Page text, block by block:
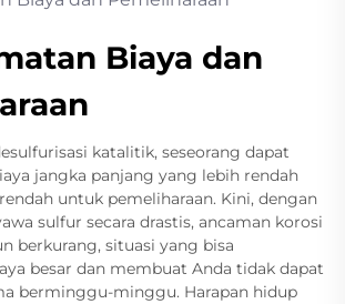
Biaya dan
katalitik, seseorang dapat
jangka panjang yang lebih rendah
untuk pemeliharaan. Kini, dengan
sulfur secara drastis, ancaman korosi
berkurang, situasi yang bisa
besar dan membuat Anda tidak dapat
berminggu-minggu. Harapan hidup